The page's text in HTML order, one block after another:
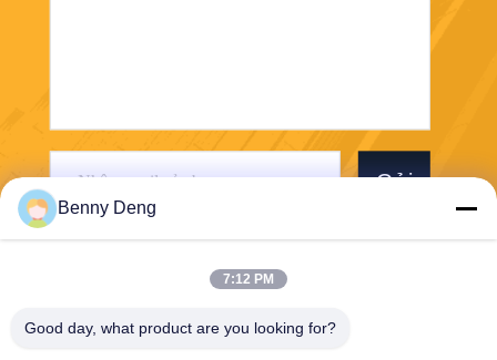
Gửi
Benny Deng
7:12 PM
Good day, what product are you looking for?